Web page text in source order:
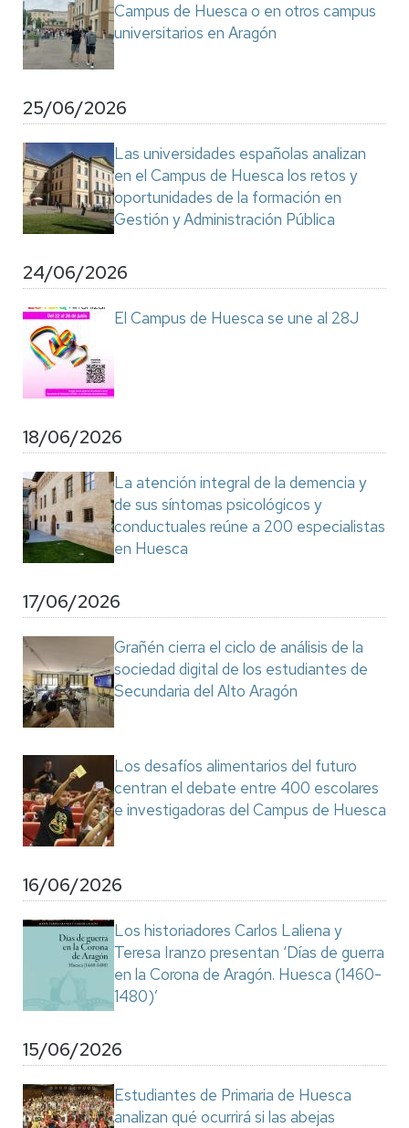
Campus de Huesca o en otros campus
universitarios en Aragón
25/06/2026
Las universidades españolas analizan
en el Campus de Huesca los retos y
oportunidades de la formación en
Gestión y Administración Pública
24/06/2026
El Campus de Huesca se une al 28J
18/06/2026
La atención integral de la demencia y
de sus síntomas psicológicos y
conductuales reúne a 200 especialistas
en Huesca
17/06/2026
Grañén cierra el ciclo de análisis de la
sociedad digital de los estudiantes de
Secundaria del Alto Aragón
Los desafíos alimentarios del futuro
centran el debate entre 400 escolares
e investigadoras del Campus de Huesca
16/06/2026
Los historiadores Carlos Laliena y
Teresa Iranzo presentan ‘Días de guerra
en la Corona de Aragón. Huesca (1460-
1480)’
15/06/2026
Estudiantes de Primaria de Huesca
analizan qué ocurrirá si las abejas